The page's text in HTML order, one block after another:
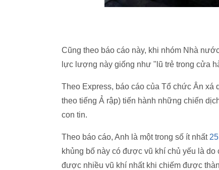
Cũng theo báo cáo này, khi nhóm Nhà
lực lượng này giống như "lũ trẻ trong cửa
Theo Express, báo cáo của Tổ chức Ân xá
theo tiếng Ả rập) tiến hành những chiến
con tin.
Theo báo cáo, Anh là một trong số ít nhất25
khủng bố này có được vũ khí chủ yếu là
được nhiều vũ khí nhất khi chiếm được